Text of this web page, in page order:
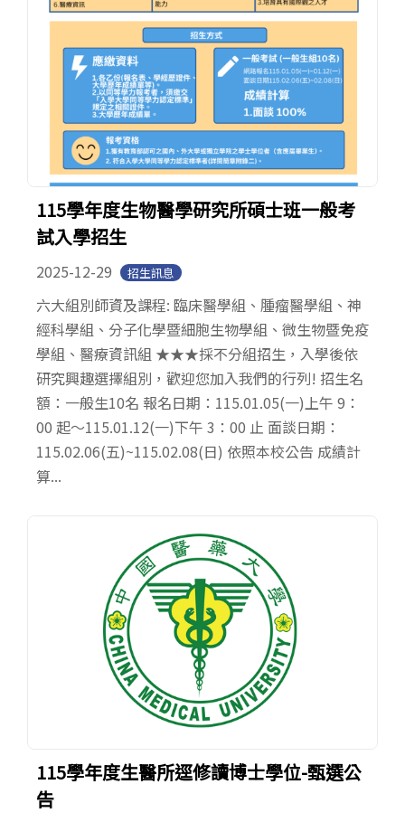
115學年度生物醫學研究所碩士班一般考
試入學招生
2025-12-29 招生訊息
六大組別師資及課程: 臨床醫學組、腫瘤醫學組、神
經科學組、分子化學暨細胞生物學組、微生物暨免疫
學組、醫療資訊組 ★★★採不分組招生，入學後依
研究興趣選擇組別，歡迎您加入我們的行列! 招生名
額：一般生10名 報名日期：115.01.05(一)上午 9：
00 起～115.01.12(一)下午 3：00 止 面談日期：
115.02.06(五)~115.02.08(日) 依照本校公告 成績計
算...
115學年度生醫所逕修讀博士學位-甄選公
告